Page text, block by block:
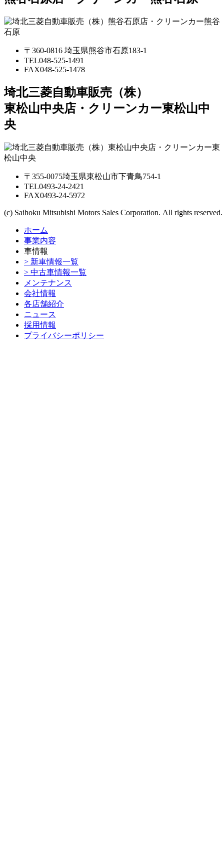
〒360-0816 埼玉県熊谷市石原183-1
TEL048-525-1491
FAX048-525-1478
埼北三菱自動車販売（株）
東松山中央店・クリーンカー東松山中
央
〒355-0075埼玉県東松山市下青鳥754-1
TEL0493-24-2421
FAX0493-24-5972
(c) Saihoku Mitsubishi Motors Sales Corporation. All rights reserved.
ホーム
事業内容
車情報
> 新車情報一覧
> 中古車情報一覧
メンテナンス
会社情報
各店舗紹介
ニュース
採用情報
プライバシーポリシー